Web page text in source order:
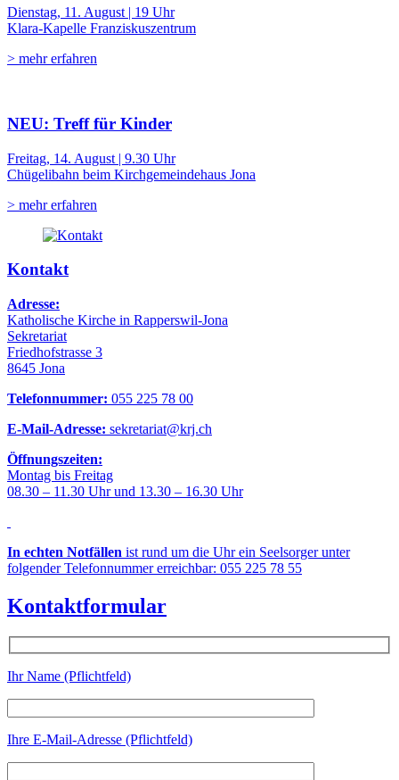
Dienstag, 11. August | 19 Uhr
Klara-Kapelle Franziskuszentrum
> mehr erfahren
NEU: Treff für Kinder
Freitag, 14. August | 9.30 Uhr
Chügelibahn beim Kirchgemeindehaus Jona
> mehr erfahren
Kontakt
Adresse:
Katholische Kirche in Rapperswil-Jona
Sekretariat
Friedhofstrasse 3
8645 Jona
Telefonnummer: 055 225 78 00
E-Mail-Adresse: sekretariat@krj.ch
Öffnungszeiten:
Montag bis Freitag
08.30 – 11.30 Uhr und 13.30 – 16.30 Uhr
In echten Notfällen ist rund um die Uhr ein Seelsorger unter
folgender Telefonnummer erreichbar: 055 225 78 55
Kontaktformular
Ihr Name (Pflichtfeld)
Ihre E-Mail-Adresse (Pflichtfeld)